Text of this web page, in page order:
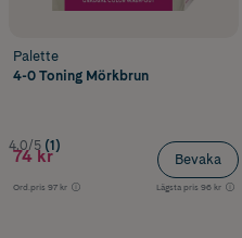
Palette
4-0 Toning Mörkbrun
4.0/5 (1)
74 kr
Ord.pris 97 kr Lägsta pris 96 kr
Bevaka